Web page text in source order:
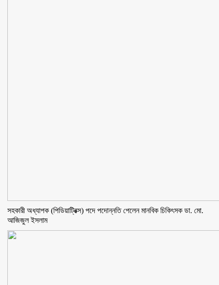
সহকারী অধ্যাপক (পিডিয়াট্রিক্স) পদে পদোন্নতি পেলেন মানবিক চিকিৎসক ডা. মো.
আজিজুল ইসলাম